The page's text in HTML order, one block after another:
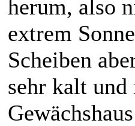
herum, also
extrem
Scheiben
sehr kalt